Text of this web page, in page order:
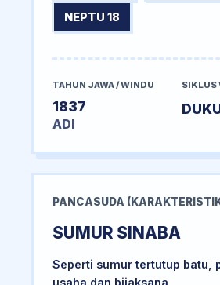
NEPTU 18
TAHUN JAWA / WINDU
1837
ADI
SIKLUS
PANCASUDA
SUMUR SINABA
Seperti sumur tertutup batu,